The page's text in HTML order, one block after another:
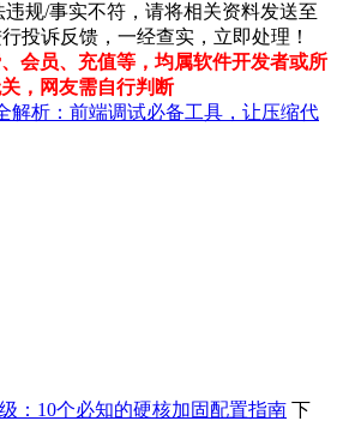
规/事实不符，请将相关资料发送至
行投诉反馈，一经查实，立即处理！
会员、充值等，均属软件开发者或所
，网友需自行判断
解析：前端调试必备工具，让压缩代
：10个必知的硬核加固配置指南 下